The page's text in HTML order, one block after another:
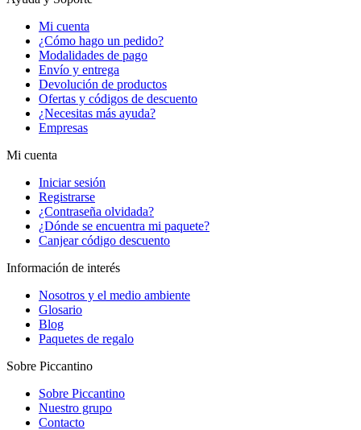
Mi cuenta
¿Cómo hago un pedido?
Modalidades de pago
Envío y entrega
Devolución de productos
Ofertas y códigos de descuento
¿Necesitas más ayuda?
Empresas
Mi cuenta
Iniciar sesión
Registrarse
¿Contraseña olvidada?
¿Dónde se encuentra mi paquete?
Canjear código descuento
Información de interés
Nosotros y el medio ambiente
Glosario
Blog
Paquetes de regalo
Sobre Piccantino
Sobre Piccantino
Nuestro grupo
Contacto